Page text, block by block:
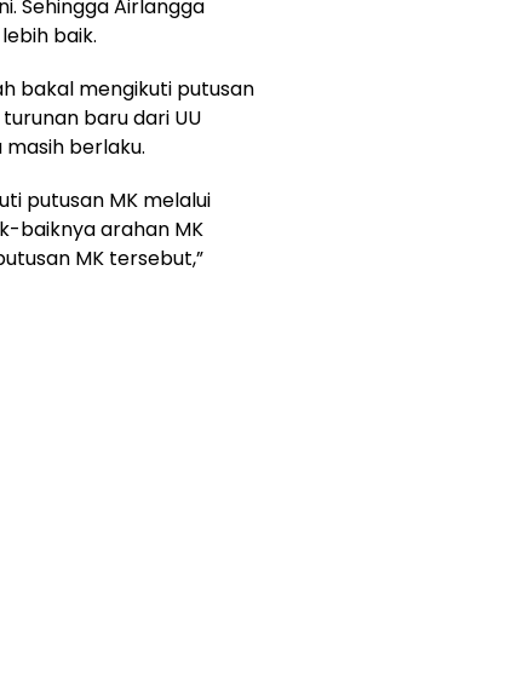
Sehingga Airlangga
baik.
bakal mengikuti putusan
baru dari UU
berlaku.
putusan MK melalui
baiknya arahan MK
MK tersebut,”